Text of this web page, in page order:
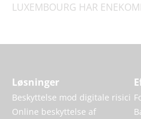
LUXEMBOURG HAR
Løsninger
Beskyttelse mod digitale risici
Online beskyttelse af